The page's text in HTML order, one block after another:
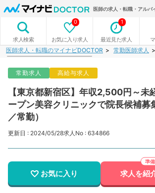
医師の求人・転職・アルバ
求人検索 お気に入り求人
0
最近見た求人
1
医師求人・転職のマイナビDOCTOR 常勤医師求人
常勤求人 高給与求人
【東京都新宿区】年収2,500円～
ープン美容クリニックで院長候補募
／常勤）
更新日 : 2024/05/28求人No : 634866
お気に入り 求人を紹